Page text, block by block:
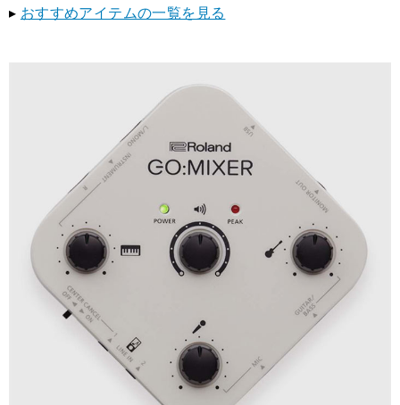
▸ おすすめアイテムの一覧を見る